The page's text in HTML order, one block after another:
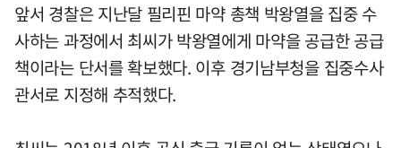
앞서 경찰은 지난달 필리핀 마약 총책 박왕열을 집중 수
사하는 과정에서 최씨가 박왕열에게 마약을 공급한 공급
책이라는 단서를 확보했다. 이후 경기남부청을 집중수사
관서로 지정해 추적했다.